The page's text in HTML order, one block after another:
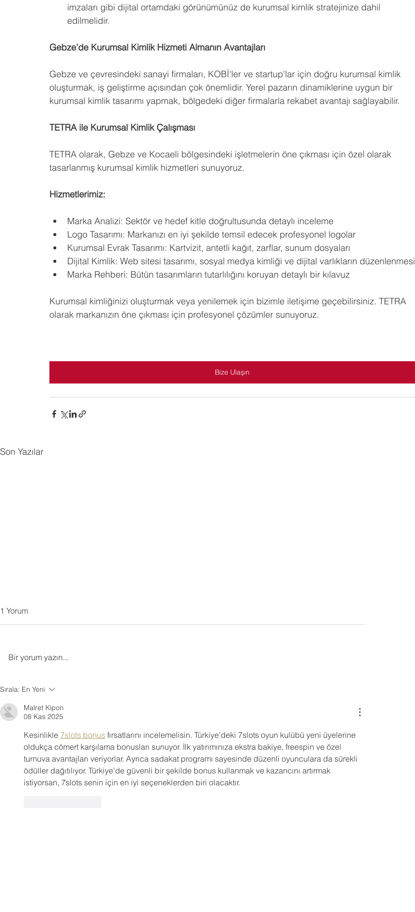
imzaları gibi dijital ortamdaki görünümünüz de kurumsal kimlik stratejinize dahil
edilmelidir.
Gebze’de Kurumsal Kimlik Hizmeti Almanın Avantajları
Gebze ve çevresindeki sanayi firmaları, KOBİ'ler ve startup'lar için doğru kurumsal kimlik
oluşturmak, iş geliştirme açısından çok önemlidir. Yerel pazarın dinamiklerine uygun bir
kurumsal kimlik tasarımı yapmak, bölgedeki diğer firmalarla rekabet avantajı sağlayabilir.
TETRA ile Kurumsal Kimlik Çalışması
TETRA olarak, Gebze ve Kocaeli bölgesindeki işletmelerin öne çıkması için özel olarak
tasarlanmış kurumsal kimlik hizmetleri sunuyoruz.
Hizmetlerimiz:
Marka Analizi: Sektör ve hedef kitle doğrultusunda detaylı inceleme
Logo Tasarımı: Markanızı en iyi şekilde temsil edecek profesyonel logolar
Kurumsal Evrak Tasarımı: Kartvizit, antetli kağıt, zarflar, sunum dosyaları
Dijital Kimlik: Web sitesi tasarımı, sosyal medya kimliği ve dijital varlıkların düzenlenmesi
Marka Rehberi: Bütün tasarımların tutarlılığını koruyan detaylı bir kılavuz
Kurumsal kimliğinizi oluşturmak veya yenilemek için bizimle iletişime geçebilirsiniz. TETRA
olarak markanızın öne çıkması için profesyonel çözümler sunuyoruz.
Bize Ulaşın
Son Yazılar
Kocaeli ve Gebze’de Satın
Reklam Stratejileri
1 Yorum
Bir yorum yazın...
Sırala: En Yeni
Malret Kipon
08 Kas 2025
Kesinlikle 7slots bonus fırsatlarını incelemelisin. Türkiye’deki 7slots oyun kulübü yeni üyelerine
oldukça cömert karşılama bonusları sunuyor. İlk yatırımınıza ekstra bakiye, freespin ve özel
turnuva avantajları veriyorlar. Ayrıca sadakat programı sayesinde düzenli oyunculara da sürekli
ödüller dağıtılıyor. Türkiye’de güvenli bir şekilde bonus kullanmak ve kazancını artırmak
istiyorsan, 7slots senin için en iyi seçeneklerden biri olacaktır.